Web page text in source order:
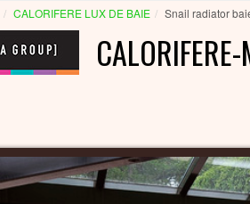
CALORIFERE LUX DE BAIE Snail radiator